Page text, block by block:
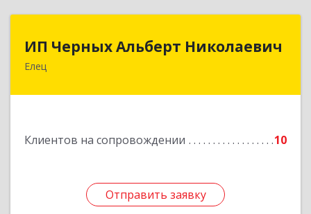
ИП Черных Альберт Николаевич
Елец
Клиентов на сопровождении 10
Отправить заявку
ИП Черных Альберт Николаевич
399771, Липецкая обл, Елец г, Н.Гусевой ул, 56А
Отправить заявку